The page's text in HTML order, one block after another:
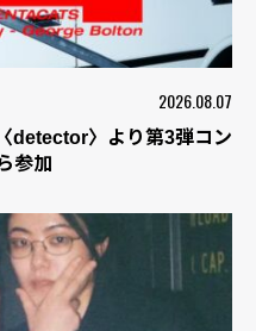
2026.08.07
detector〉より第3弾コン
参加